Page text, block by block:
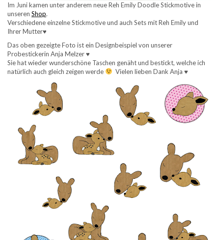
Im Juni kamen unter anderem neue Reh Emily Doodle Stickmotive in
unseren Shop.
Verschiedene einzelne Stickmotive und auch Sets mit Reh Emily und
Ihrer Mutter♥
Das oben gezeigte Foto ist ein Designbeispiel von unserer
Probestickerin Anja Melzer ♥
Sie hat wieder wunderschöne Taschen genäht und bestickt, welche ich
natürlich auch gleich zeigen werde
Vielen lieben Dank Anja ♥